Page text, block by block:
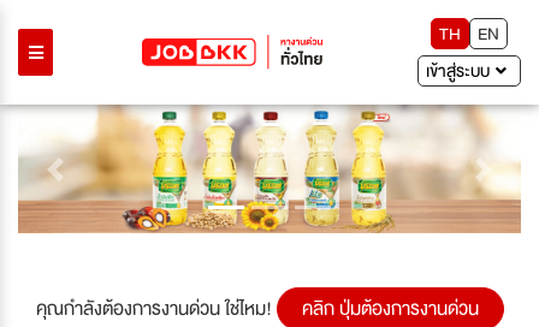
TH
EN
เข้าสู่ระบบ
Previous Next
คุณกำลังต้องการงานด่วน ใช่ไหม! คลิก ปุ่มต้องการงานด่วน